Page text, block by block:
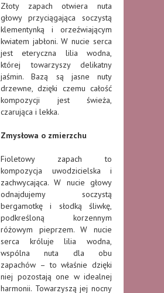
Złoty zapach otwiera nuta
głowy przyciągająca soczystą
klementynką i orzeźwiającym
kwiatem jabłoni. W nucie serca
jest eteryczna lilia wodna,
której towarzyszy delikatny
jaśmin. Bazą są jasne nuty
drzewne, dzięki czemu całość
kompozycji jest świeża,
czarująca i lekka.
Zmysłowa o zmierzchu
Fioletowy zapach to
kompozycja uwodzicielska i
zachwycająca. W nucie głowy
odnajdujemy soczystą
bergamotkę i słodką śliwkę,
podkreśloną korzennym
różowym pieprzem. W nucie
serca króluje lilia wodna,
wspólna nuta dla obu
zapachów – to właśnie dzięki
niej pozostają one w idealnej
harmonii. Towarzyszą jej nocny